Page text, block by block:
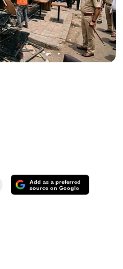
Add as a preferred
source on Google